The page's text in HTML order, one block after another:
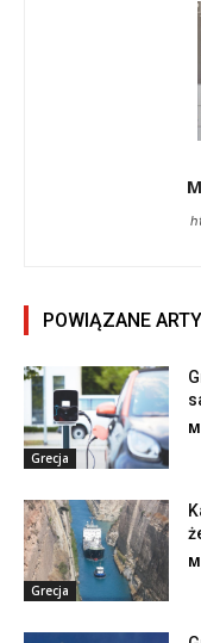
POWIĄZANE
Grecja
Grecja